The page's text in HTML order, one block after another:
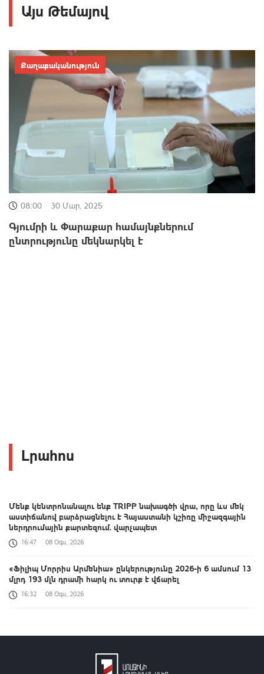
Այս Թեմայով
08:00 30 Մար, 2025
Գյումրի և Փարաքար համայնքներում
ընտրությունը մեկնարկել է
Քաղաքականություն
Լրահոս
Մենք կենտրոնանալու ենք TRIPP նախագծի վրա, որը ևս մեկ
աստիճանով բարձրացնելու է Հայաստանի կշիռը միջազգային
ներդրումային քարտեզում. վարչապետ
16:47 08 Օգս, 2026
«Ֆիլիպ Մորրիս Արմենիա» ընկերությունը 2026-ի 6 ամսում 13
մլրդ 193 մլն դրամի հարկ ու տուրք է վճարել
16:32 08 Օգս, 2026